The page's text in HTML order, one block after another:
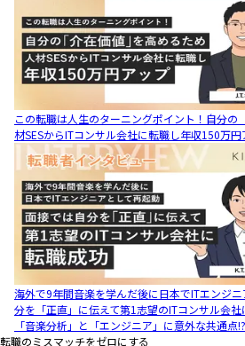
この転職は人生のターニングポイント！自分の
材SESからITコンサル会社に転職し年収150万円
海外で9年間音楽を学んだ後に日本でITエンジ
分を「正直」に伝えて第1志望のITコンサル会
「音楽分析」と「エンジニア」に意外な共通点!?
転職のミスマッチをゼロにする